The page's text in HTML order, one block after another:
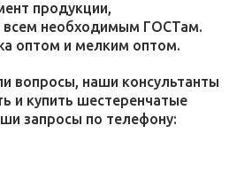
продукции,
всем необходимым ГОСТам.
оптом и мелким оптом.
вопросы, наши консультанты
и купить шестеренчатые
запросы по телефону: